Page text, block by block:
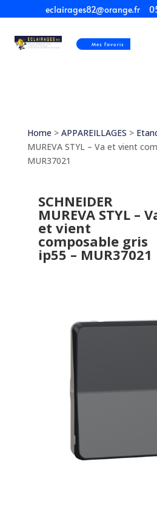
eclairages82@orange.fr
Mes Favoris
Home > APPAREILLAGES >
MUREVA STYL – Va et vient
MUR37021
SCHNEIDER
MUREVA STYL –
et vient
composable gris
ip55 – MUR37021